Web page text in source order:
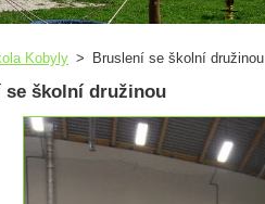
Kobyly > Bruslení se školní družinou
se školní družinou